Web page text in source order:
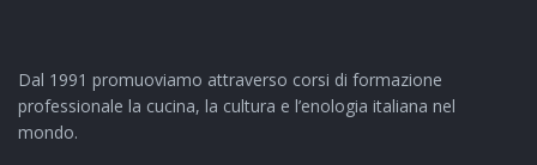
Dal 1991 promuoviamo attraverso corsi di formazione
professionale la cucina, la cultura e l’enologia italiana nel
mondo.